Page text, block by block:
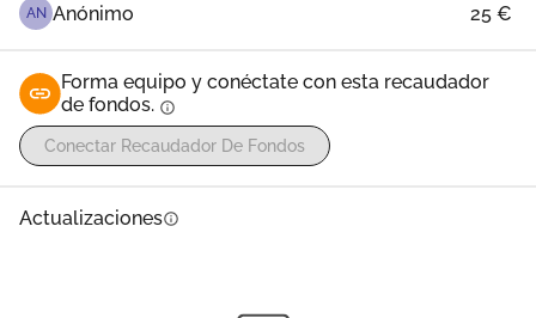
AN Anónimo 25 €
Forma equipo y conéctate con esta recaudador
de fondos. info
Conectar Recaudador De Fondos
Actualizacionesinfo